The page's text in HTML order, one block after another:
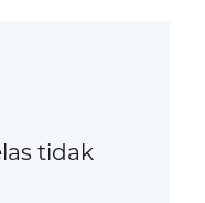
tidak